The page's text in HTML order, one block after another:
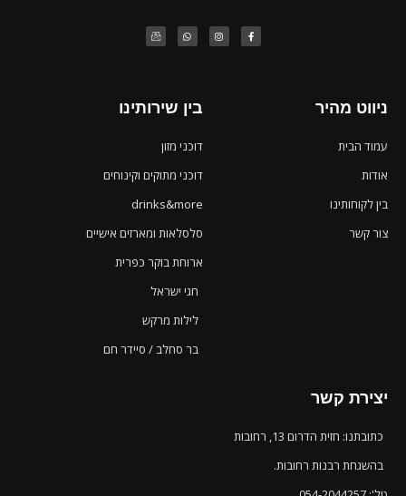
ניווט מהיר
עמוד הבית
אודות
בין לקוחותינו
צור קשר
בין שירותינו
דוכני מזון
דוכני מתוקים וקינוחים
drinks&more
סלסלאות ומארזים אישיים
ארוחת בוקר כפרית
חגי ישראל
לילות מרקש
בר סחלב / סיידר חם
יצירת קשר
כתובתנו: חזית הדרום 13, רחובות
בהשגחת רבנות רחובות.